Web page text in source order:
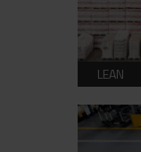
LEAN